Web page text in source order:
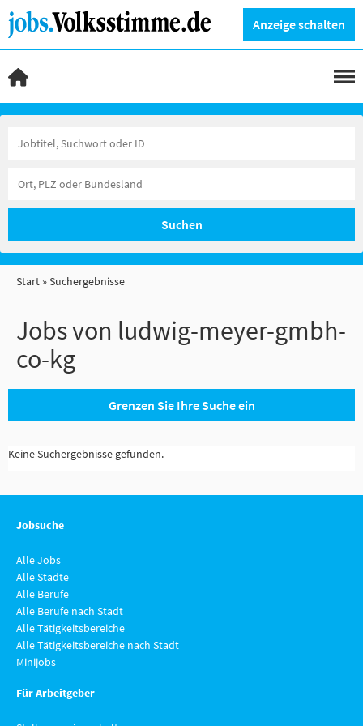
Anzeige schalten
Suchen
Start Suchergebnisse
Jobs von ludwig-meyer-gmbh-
co-kg
Grenzen Sie Ihre Suche ein
Keine Suchergebnisse gefunden.
Jobsuche
Alle Jobs
Alle Städte
Alle Berufe
Alle Berufe nach Stadt
Alle Tätigkeitsbereiche
Alle Tätigkeitsbereiche nach Stadt
Minijobs
Für Arbeitgeber